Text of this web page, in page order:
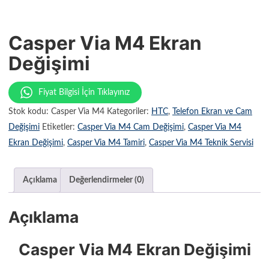
Casper Via M4 Ekran
Değişimi
Fiyat Bilgisi İçin Tıklayınız
Stok kodu: Casper Via M4 Kategoriler: HTC,
Telefon Ekran ve Cam
Değişimi Etiketler: Casper Via M4 Cam Değişimi, Casper Via M4
Ekran Değişimi, Casper Via M4 Tamiri, Casper Via M4 Teknik Servisi
Açıklama Değerlendirmeler (0)
Açıklama
Casper Via M4 Ekran Değişimi